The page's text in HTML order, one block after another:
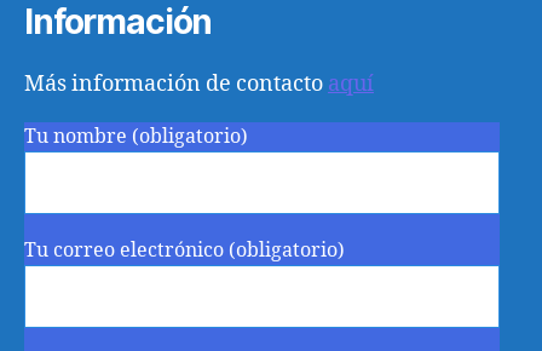
Información
Más información de contacto aquí
Tu nombre (obligatorio)
Tu correo electrónico (obligatorio)